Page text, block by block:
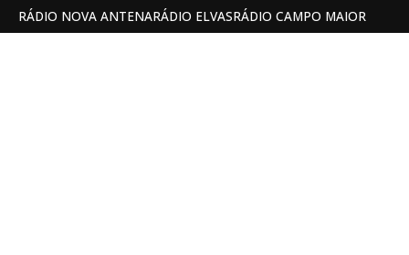
RÁDIO NOVA ANTENARÁDIO ELVASRÁDIO CAMPO MAIOR